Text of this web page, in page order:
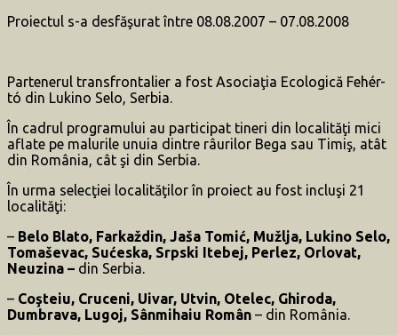
Proiectul s-a desfăşurat între 08.08.2007 – 07.08.2008
Partenerul transfrontalier a fost Asociaţia Ecologică Fehér-
tó din Lukino Selo, Serbia.
În cadrul programului au participat tineri din localităţi mici
aflate pe malurile unuia dintre râurilor Bega sau Timiş, atât
din România, cât şi din Serbia.
În urma selecţiei localităţilor în proiect au fost incluşi 21
localităţi:
– Belo Blato, Farkaždin, Jaša Tomić, Mužlja, Lukino Selo,
Tomaševac, Sućeska, Srpski Itebej, Perlez, Orlovat,
Neuzina – din Serbia.
– Coşteiu, Cruceni, Uivar, Utvin, Otelec, Ghiroda,
Dumbrava, Lugoj, Sânmihaiu Român – din România.